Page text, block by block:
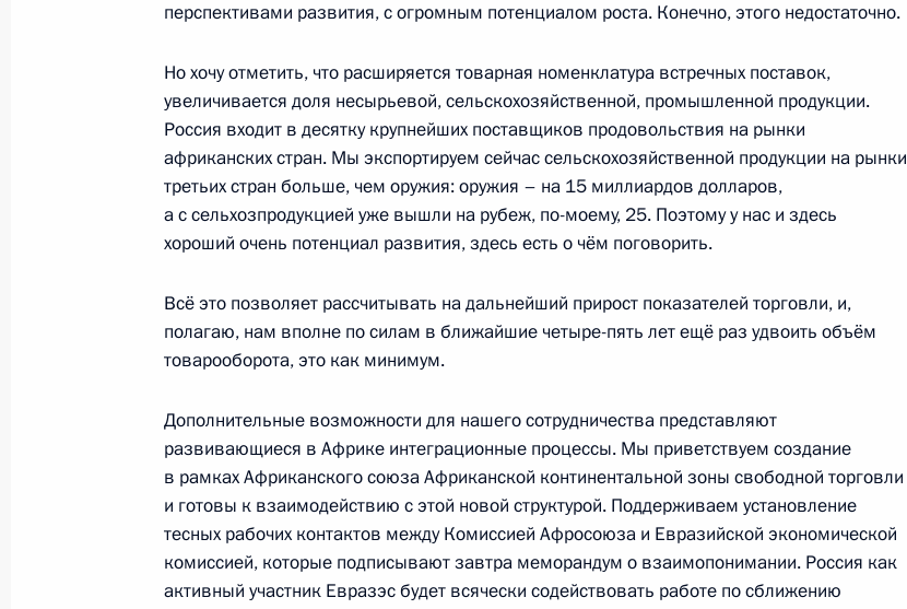
23 октября 2019 года, 12:00 Сочи
Пленарное заседание экономического форума Россия – Африка
23 октября 2019 года, 11:45
8
Встреча с Президентом Египта Абдельфаттахом Сиси
Заявления для прессы по итогам российско-турецких
переговоров
22 октября 2019 года, 20:00 Сочи
Начало российско-турецких переговоров
перспективами развития, с огромным потенциалом роста. Конечно, этого недостаточно.
Но хочу отметить, что расширяется товарная номенклатура встречных поставок,
увеличивается доля несырьевой, сельскохозяйственной, промышленной продукции.
Россия входит в десятку крупнейших поставщиков продовольствия на рынки
африканских стран. Мы экспортируем сейчас сельскохозяйственной продукции на рынки
третьих стран больше, чем оружия: оружия – на 15 миллиардов долларов,
а с сельхозпродукцией уже вышли на рубеж, по-моему, 25. Поэтому у нас и здесь
хороший очень потенциал развития, здесь есть о чём поговорить.
Всё это позволяет рассчитывать на дальнейший прирост показателей торговли, и,
полагаю, нам вполне по силам в ближайшие четыре-пять лет ещё раз удвоить объём
товарооборота, это как минимум.
Дополнительные возможности для нашего сотрудничества представляют
развивающиеся в Африке интеграционные процессы. Мы приветствуем создание
в рамках Африканского союза Африканской континентальной зоны свободной торговли
и готовы к взаимодействию с этой новой структурой. Поддерживаем установление
тесных рабочих контактов между Комиссией Афросоюза и Евразийской экономической
комиссией, которые подписывают завтра меморандум о взаимопонимании. Россия как
активный участник Евразэс будет всячески содействовать работе по сближению